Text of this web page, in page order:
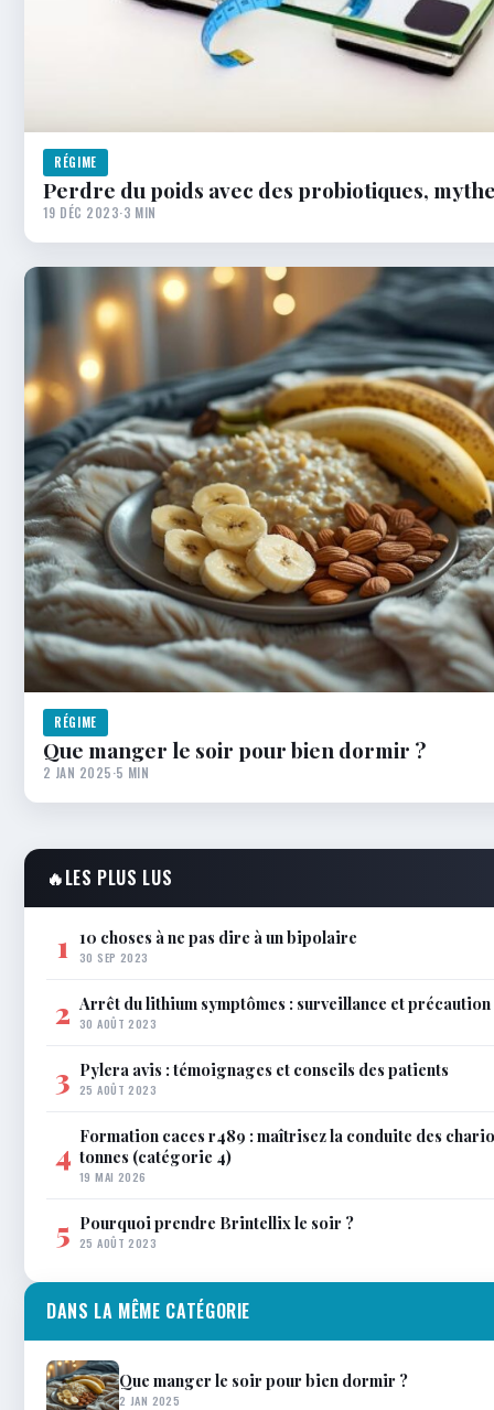
RÉGIME
Perdre du poids avec des probiotiques,
19 DÉC 2023·3 MIN
RÉGIME
Que manger le soir pour bien dormir ?
2 JAN 2025·5 MIN
🔥LES PLUS LUS
1 10 choses à ne pas dire à un bipolaire
30 SEP 2023
2 Arrêt du lithium symptômes : surveillance et précaution
30 AOÛT 2023
3 Pylera avis : témoignages et conseils des patients
25 AOÛT 2023
4 Formation caces r489 : maîtrisez la conduite des
tonnes (catégorie 4)
19 MAI 2026
5 Pourquoi prendre Brintellix le soir ?
25 AOÛT 2023
DANS LA MÊME CATÉGORIE
Que manger le soir pour bien dormir ?
2 JAN 2025